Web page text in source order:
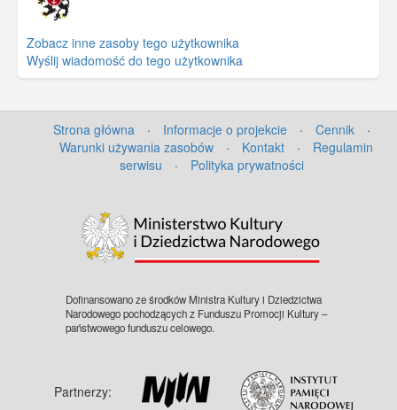
Zobacz inne zasoby tego użytkownika
Wyślij wiadomość do tego użytkownika
Strona główna · Informacje o projekcie · Cennik
·
Warunki używania zasobów
· Kontakt ·
Regulamin
serwisu
· Polityka prywatności
Dofinansowano ze środków Ministra Kultury i Dziedzictwa
Narodowego pochodzących z Funduszu Promocji Kultury –
państwowego funduszu celowego.
Partnerzy: